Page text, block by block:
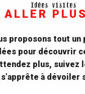
Idées visites
ALLER
proposons tout un
pour découvrir
plus, suivez
s’apprête à